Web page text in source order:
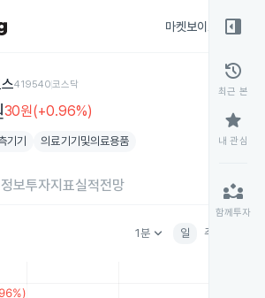
마켓보이스
419540코스닥
30원(+0.96%)
기기 의료기기및의료용품
보투자지표실적전망
1분keyboard_arrow_down 일 주
right_panel_open
history
최근 본
star
내 관심
partner_exchange
함께투자